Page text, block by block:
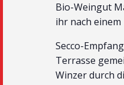
Bio-Weingut
ihr nach einem
Secco-
Terrasse
Winzer durch